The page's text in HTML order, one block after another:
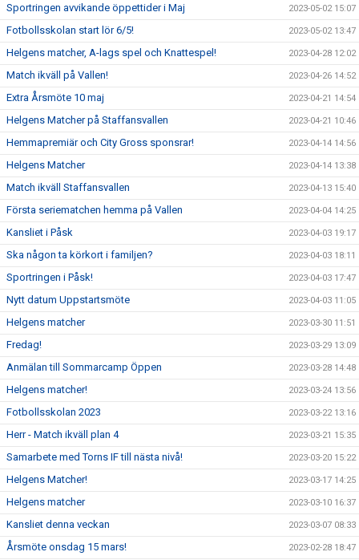
Sportringen avvikande öppettider i Maj 2023-05-02 15:07
Fotbollsskolan start lör 6/5! 2023-05-02 13:47
Helgens matcher, A-lags spel och Knattespel! 2023-04-28 12:02
Match ikväll på Vallen! 2023-04-26 14:52
Extra Årsmöte 10 maj 2023-04-21 14:54
Helgens Matcher på Staffansvallen 2023-04-21 10:46
Hemmapremiär och City Gross sponsrar! 2023-04-14 14:56
Helgens Matcher 2023-04-14 13:38
Match ikväll Staffansvallen 2023-04-13 15:40
Första seriematchen hemma på Vallen 2023-04-04 14:25
Kansliet i Påsk 2023-04-03 19:17
Ska någon ta körkort i familjen? 2023-04-03 18:11
Sportringen i Påsk! 2023-04-03 17:47
Nytt datum Uppstartsmöte 2023-04-03 11:05
Helgens matcher 2023-03-30 11:51
Fredag! 2023-03-29 13:09
Anmälan till Sommarcamp Öppen 2023-03-28 14:48
Helgens matcher! 2023-03-24 13:56
Fotbollsskolan 2023 2023-03-22 13:16
Herr - Match ikväll plan 4 2023-03-21 15:35
Samarbete med Torns IF till nästa nivå! 2023-03-20 15:22
Helgens Matcher! 2023-03-17 14:25
Helgens matcher 2023-03-10 16:37
Kansliet denna veckan 2023-03-07 08:33
Årsmöte onsdag 15 mars! 2023-02-28 18:47